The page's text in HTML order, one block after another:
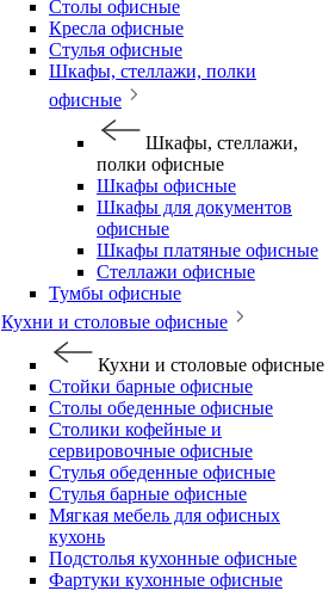
Столы офисные
Кресла офисные
Стулья офисные
Шкафы, стеллажи, полки
офисные
Шкафы, стеллажи,
полки офисные
Шкафы офисные
Шкафы для документов
офисные
Шкафы платяные офисные
Стеллажи офисные
Тумбы офисные
Кухни и столовые офисные
Кухни и столовые офисные
Стойки барные офисные
Столы обеденные офисные
Столики кофейные и
сервировочные офисные
Стулья обеденные офисные
Стулья барные офисные
Мягкая мебель для офисных
кухонь
Подстолья кухонные офисные
Фартуки кухонные офисные